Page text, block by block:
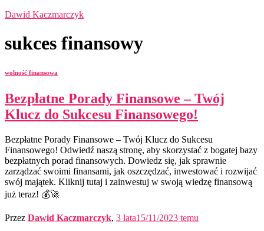
Dawid Kaczmarczyk
sukces finansowy
wolność finansowa
Bezpłatne Porady Finansowe – Twój
Klucz do Sukcesu Finansowego!
Bezpłatne Porady Finansowe – Twój Klucz do Sukcesu
Finansowego! Odwiedź naszą stronę, aby skorzystać z bogatej bazy
bezpłatnych porad finansowych. Dowiedz się, jak sprawnie
zarządzać swoimi finansami, jak oszczędzać, inwestować i rozwijać
swój majątek. Kliknij tutaj i zainwestuj w swoją wiedzę finansową
już teraz! 💰🚀
Przez Dawid Kaczmarczyk, 3 lata15/11/2023 temu